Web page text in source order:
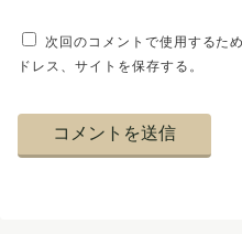
次回のコメントで使用するた
ドレス、サイトを保存する。